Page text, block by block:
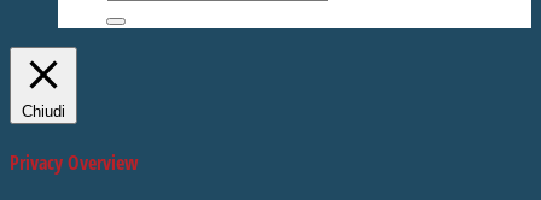
Chiudi
Privacy Overview